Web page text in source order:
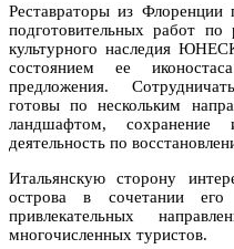
Реставраторы из Флоренции
подготовительных работ по
культурного наследия
состоянием ее
предложения.
готовы по нескольким
ландшафтом, сохранение
деятельность по
Итальянскую сторону
острова в сочетании
привлекательных
многочисленных туристов.